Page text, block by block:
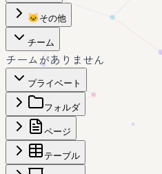
🐱 その他
チーム
チームがありません
プライベート
フォルダ
ページ
テーブル